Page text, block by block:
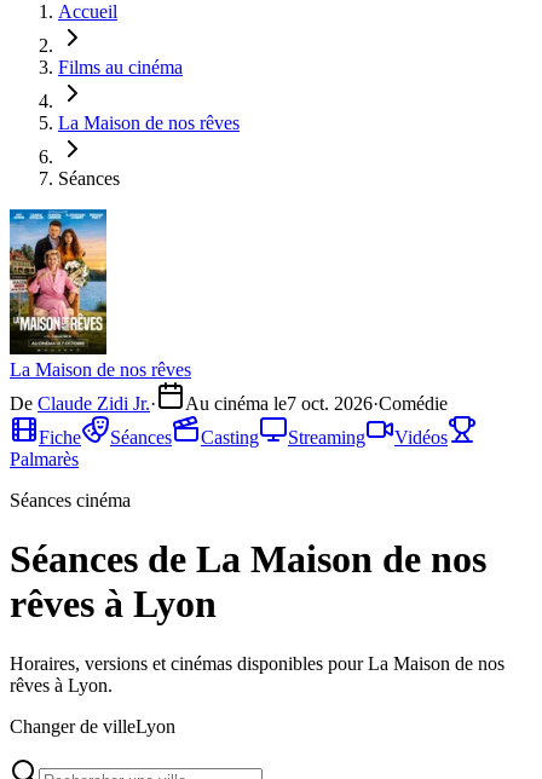
Accueil
Films au cinéma
La Maison de nos rêves
Séances
La Maison de nos rêves
De Claude Zidi Jr.· Au cinéma le7 oct. 2026·Comédie
Fiche
Séances Casting Streaming
Vidéos
Palmarès
Séances cinéma
Séances de La Maison de nos
rêves à Lyon
Horaires, versions et cinémas disponibles pour La Maison de nos
rêves à Lyon.
Changer de villeLyon